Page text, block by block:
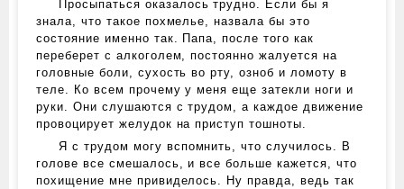
Просыпаться оказалось трудно. Если бы я
знала, что такое похмелье, назвала бы это
состояние именно так. Папа, после того как
переберет с алкоголем, постоянно жалуется на
головные боли, сухость во рту, озноб и ломоту в
теле. Ко всем прочему у меня еще затекли ноги и
руки. Они слушаются с трудом, а каждое движение
провоцирует желудок на приступ тошноты.
Я с трудом могу вспомнить, что случилось. В
голове все смешалось, и все больше кажется, что
похищение мне привиделось. Ну правда, ведь так